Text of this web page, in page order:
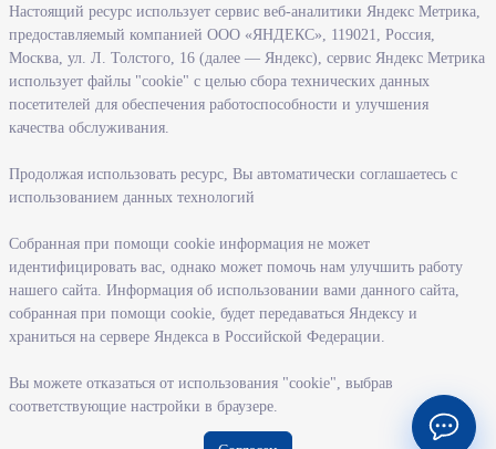
О ведомстве
Деятельность министерства труда и социального развития
Новосибирской области
Контрольно-надзорная деятельность министерства
Государственные программы, реализуемые министерством
Службы и учреждения, подведомственные министерству
Поступление на государственную гражданскую службу
Информация
Регистрация в целях поиска работы
Меры государственной поддержки в сфере занятости населения
Состояние рынка труда
Профессиональная ориентация
Настоящий ресурс использует сервис веб-аналитики Яндекс Метрика,
предоставляемый компанией ООО «ЯНДЕКС», 119021, Россия,
Москва, ул. Л. Толстого, 16 (далее — Яндекс), сервис Яндекс Метрика
использует файлы "cookie" с целью сбора технических данных
посетителей для обеспечения работоспособности и улучшения
качества обслуживания.
Продолжая использовать ресурс, Вы автоматически соглашаетесь с
использованием данных технологий
Собранная при помощи cookie информация не может
идентифицировать вас, однако может помочь нам улучшить работу
нашего сайта. Информация об использовании вами данного сайта,
собранная при помощи cookie, будет передаваться Яндексу и
храниться на сервере Яндекса в Российской Федерации.
Вы можете отказаться от использования "cookie", выбрав
соответствующие настройки в браузере.